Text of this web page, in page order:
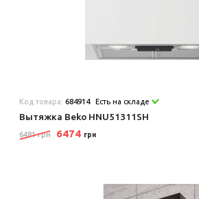
Код товара:684914 Есть на складе
Вытяжка Beko HNU51311SH
6481 грн 6474 грн